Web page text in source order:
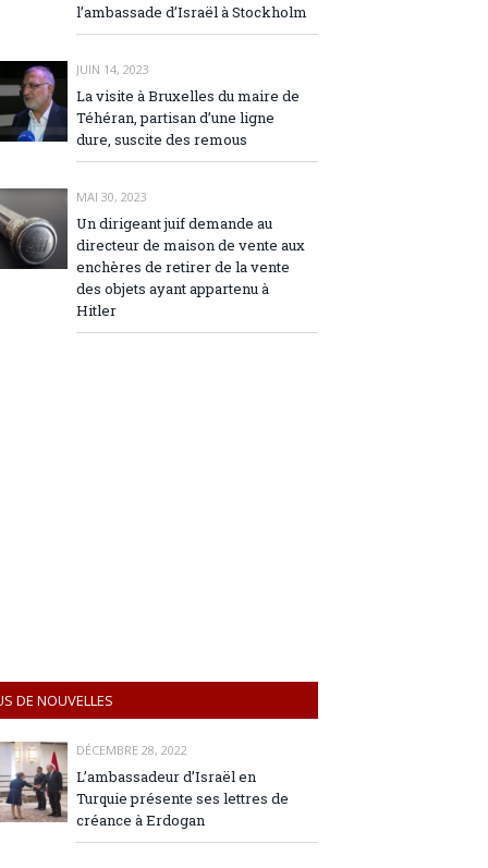
l’ambassade d’Israël à Stockholm
JUIN 14, 2023
La visite à Bruxelles du maire de
Téhéran, partisan d’une ligne
dure, suscite des remous
MAI 30, 2023
Un dirigeant juif demande au
directeur de maison de vente aux
enchères de retirer de la vente
des objets ayant appartenu à
Hitler
DE NOUVELLES
DÉCEMBRE 28, 2022
L’ambassadeur d’Israël en
Turquie présente ses lettres de
créance à Erdogan